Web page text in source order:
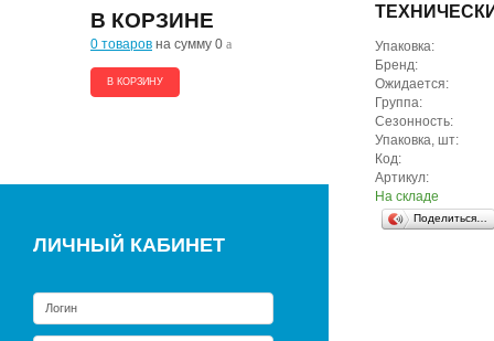
В КОРЗИНЕ
0 товаров на сумму 0 a
В КОРЗИНУ
ЛИЧНЫЙ КАБИНЕТ
Упаковка:
Бренд:
Ожидается:
Группа:
Сезонность:
Упаковка, шт:
Код:
Артикул:
На складе
Поделиться…